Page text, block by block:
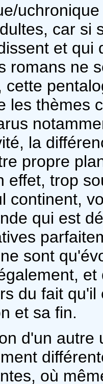
car si
et qui
romans ne
cette
les thèmes
la
propre
effet, trop
continent,
qui est
sont
du fait
et sa fin.
d'un
où